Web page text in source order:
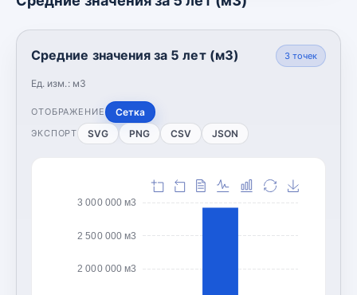
Средние значения за 5 лет (м3)
Ед. изм.: м3
3точек
ОТОБРАЖЕНИЕ Сетка
ЭКСПОРТ SVG PNG CSV JSON
2 000 000 м3
2 500 000 м3
3 000 000 м3